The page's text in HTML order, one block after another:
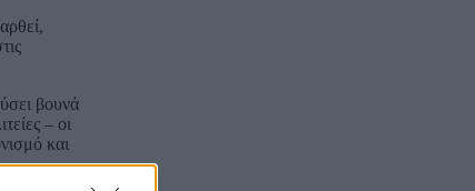
βουνά
– οι
και